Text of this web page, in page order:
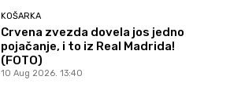
KOŠARKA
Crvena zvezda dovela jos jedno
pojačanje, i to iz Real Madrida!
(FOTO)
10 Aug 2026. 13:40